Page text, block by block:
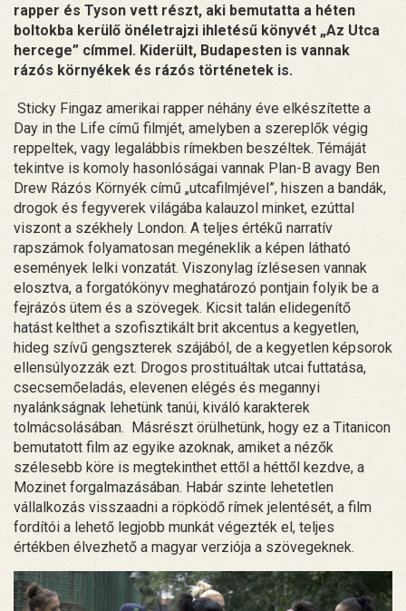
rapper és Tyson vett részt, aki bemutatta a héten
boltokba kerülő önéletrajzi ihletésű könyvét „Az Utca
hercege” címmel. Kiderült, Budapesten is vannak
rázós környékek és rázós történetek is.
Sticky Fingaz amerikai rapper néhány éve elkészítette a
Day in the Life című filmjét, amelyben a szereplők végig
reppeltek, vagy legalábbis rímekben beszéltek. Témáját
tekintve is komoly hasonlóságai vannak Plan-B avagy Ben
Drew Rázós Környék című „utcafilmjével”, hiszen a bandák,
drogok és fegyverek világába kalauzol minket, ezúttal
viszont a székhely London. A teljes értékű narratív
rapszámok folyamatosan megéneklik a képen látható
események lelki vonzatát. Viszonylag ízlésesen vannak
elosztva, a forgatókönyv meghatározó pontjain folyik be a
fejrázós ütem és a szövegek. Kicsit talán elidegenítő
hatást kelthet a szofisztikált brit akcentus a kegyetlen,
hideg szívű gengszterek szájából, de a kegyetlen képsorok
ellensúlyozzák ezt. Drogos prostituáltak utcai futtatása,
csecsemőeladás, elevenen elégés és megannyi
nyalánkságnak lehetünk tanúi, kiváló karakterek
tolmácsolásában. Másrészt örülhetünk, hogy ez a Titanicon
bemutatott film az egyike azoknak, amiket a nézők
szélesebb köre is megtekinthet ettől a héttől kezdve, a
Mozinet forgalmazásában. Habár szinte lehetetlen
vállalkozás visszaadni a röpködő rímek jelentését, a film
fordítói a lehető legjobb munkát végezték el, teljes
értékben élvezhető a magyar verziója a szövegeknek.